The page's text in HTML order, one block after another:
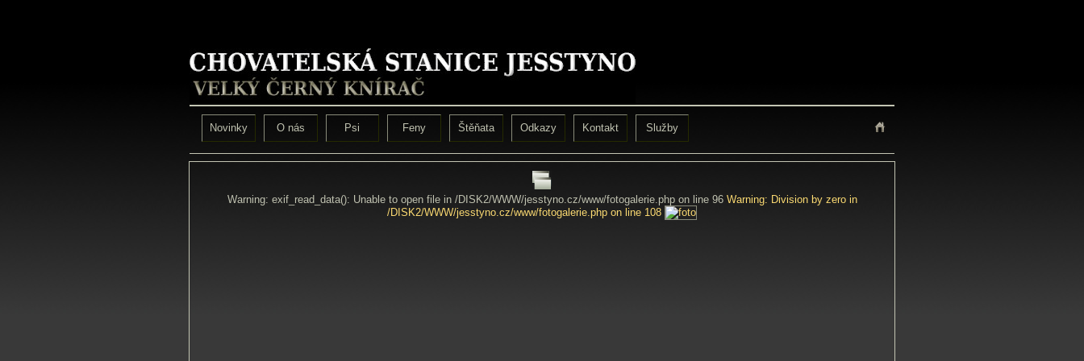
Novinky O nás Psi Feny Štěňata Odkazy Kontakt Služby
Warning: exif_read_data(): Unable to open file in /DISK2/WWW/jesstyno.cz/www/fotogalerie.php on line 96 Warning: Division by zero in
/DISK2/WWW/jesstyno.cz/www/fotogalerie.php on line 108